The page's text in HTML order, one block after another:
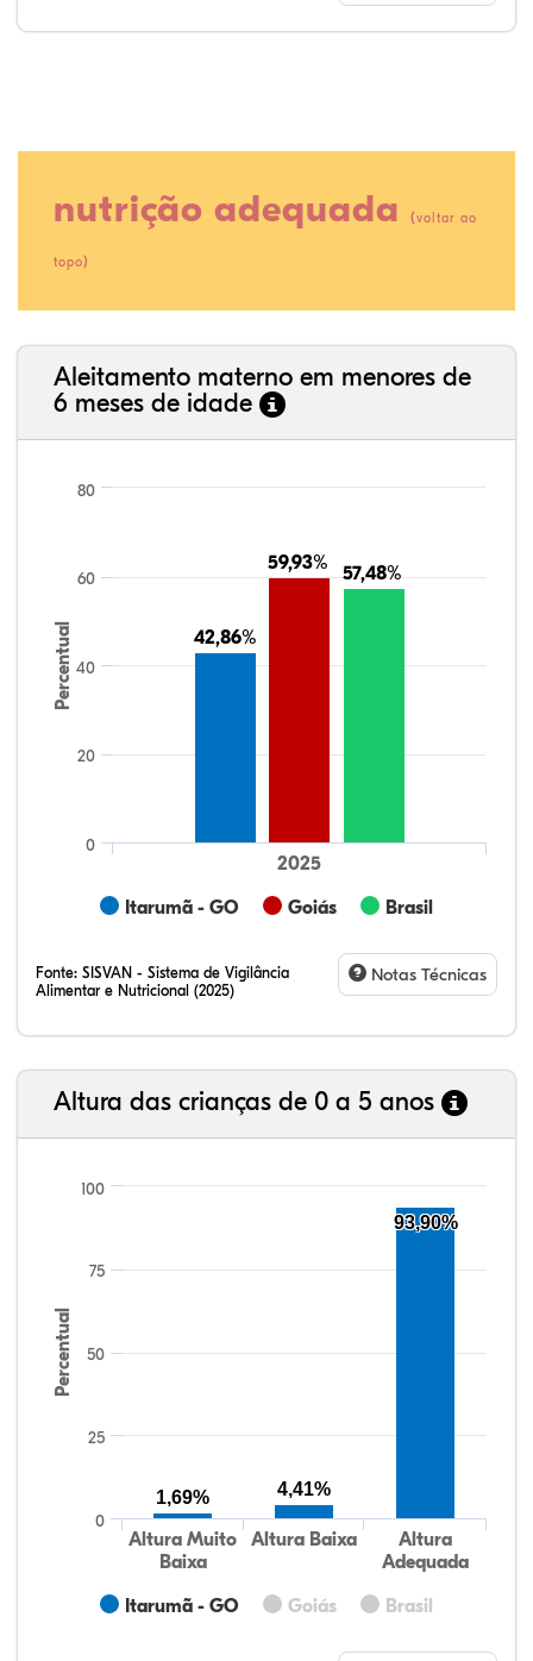
nutrição adequada (voltar ao
topo)
Aleitamento materno em menores de
6 meses de idade
Percentual 42,86%
42,86%
59,93%
59,93% 57,48%
57,48%
Itarumã - GO Goiás Brasil
2025
0
20
40
60
80
Fonte: SISVAN - Sistema de Vigilância
Alimentar e Nutricional (2025)
Notas Técnicas
Altura das crianças de 0 a 5 anos
Percentual
Itarumã - GO Goiás Brasil
Altura Muito
Baixa
Altura Baixa
Altura
Adequada
0
25
50
75
100
1,69% 4,41%
93,90%